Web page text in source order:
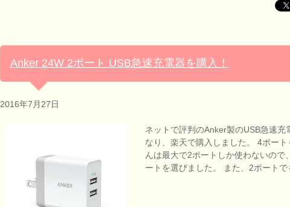
Anker 24W 2ポート USB急速充電器を購入！
2016年7月27日
ネットで評判のAnker製のUSB急速充
なり、楽天で購入しました。 4ポー
んは最大で2ポートしか使わないので
ートを選びました。 また、2ポートで